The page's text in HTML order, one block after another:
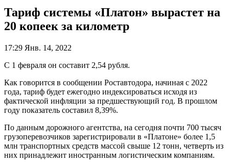
Тариф системы «Платон» вырастет на
20 копеек за километр
17:29 Янв. 14, 2022
С 1 февраля он составит 2,54 рубля.
Как говорится в сообщении Роставтодора, начиная с 2022
года, тариф будет ежегодно индексироваться исходя из
фактической инфляции за предшествующий год. В прошлом
году показатель составил 8,39%.
По данным дорожного агентства, на сегодня почти 700 тысяч
грузоперевозчиков зарегистрировали в «Платоне» более 1,5
млн транспортных средств массой свыше 12 тонн, четверть из
них принадлежит иностранным логистическим компаниям.